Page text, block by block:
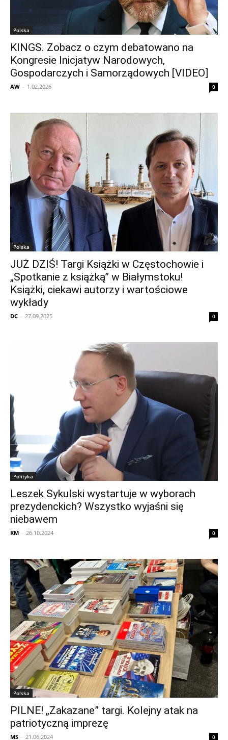
Polska
KINGS. Zobacz o czym debatowano na
Kongresie Inicjatyw Narodowych,
Gospodarczych i Samorządowych [VIDEO]
AW - 1.02.2026 0
Polska
JUŻ DZIŚ! Targi Książki w Częstochowie i
„Spotkanie z książką” w Białymstoku!
Książki, ciekawi autorzy i wartościowe
wykłady
DC - 27.09.2025 0
Polityka
Leszek Sykulski wystartuje w wyborach
prezydenckich? Wszystko wyjaśni się
niebawem
KM - 26.10.2024 0
Polska
PILNE! „Zakazane” targi. Kolejny atak na
patriotyczną imprezę
MS - 21.06.2024 0